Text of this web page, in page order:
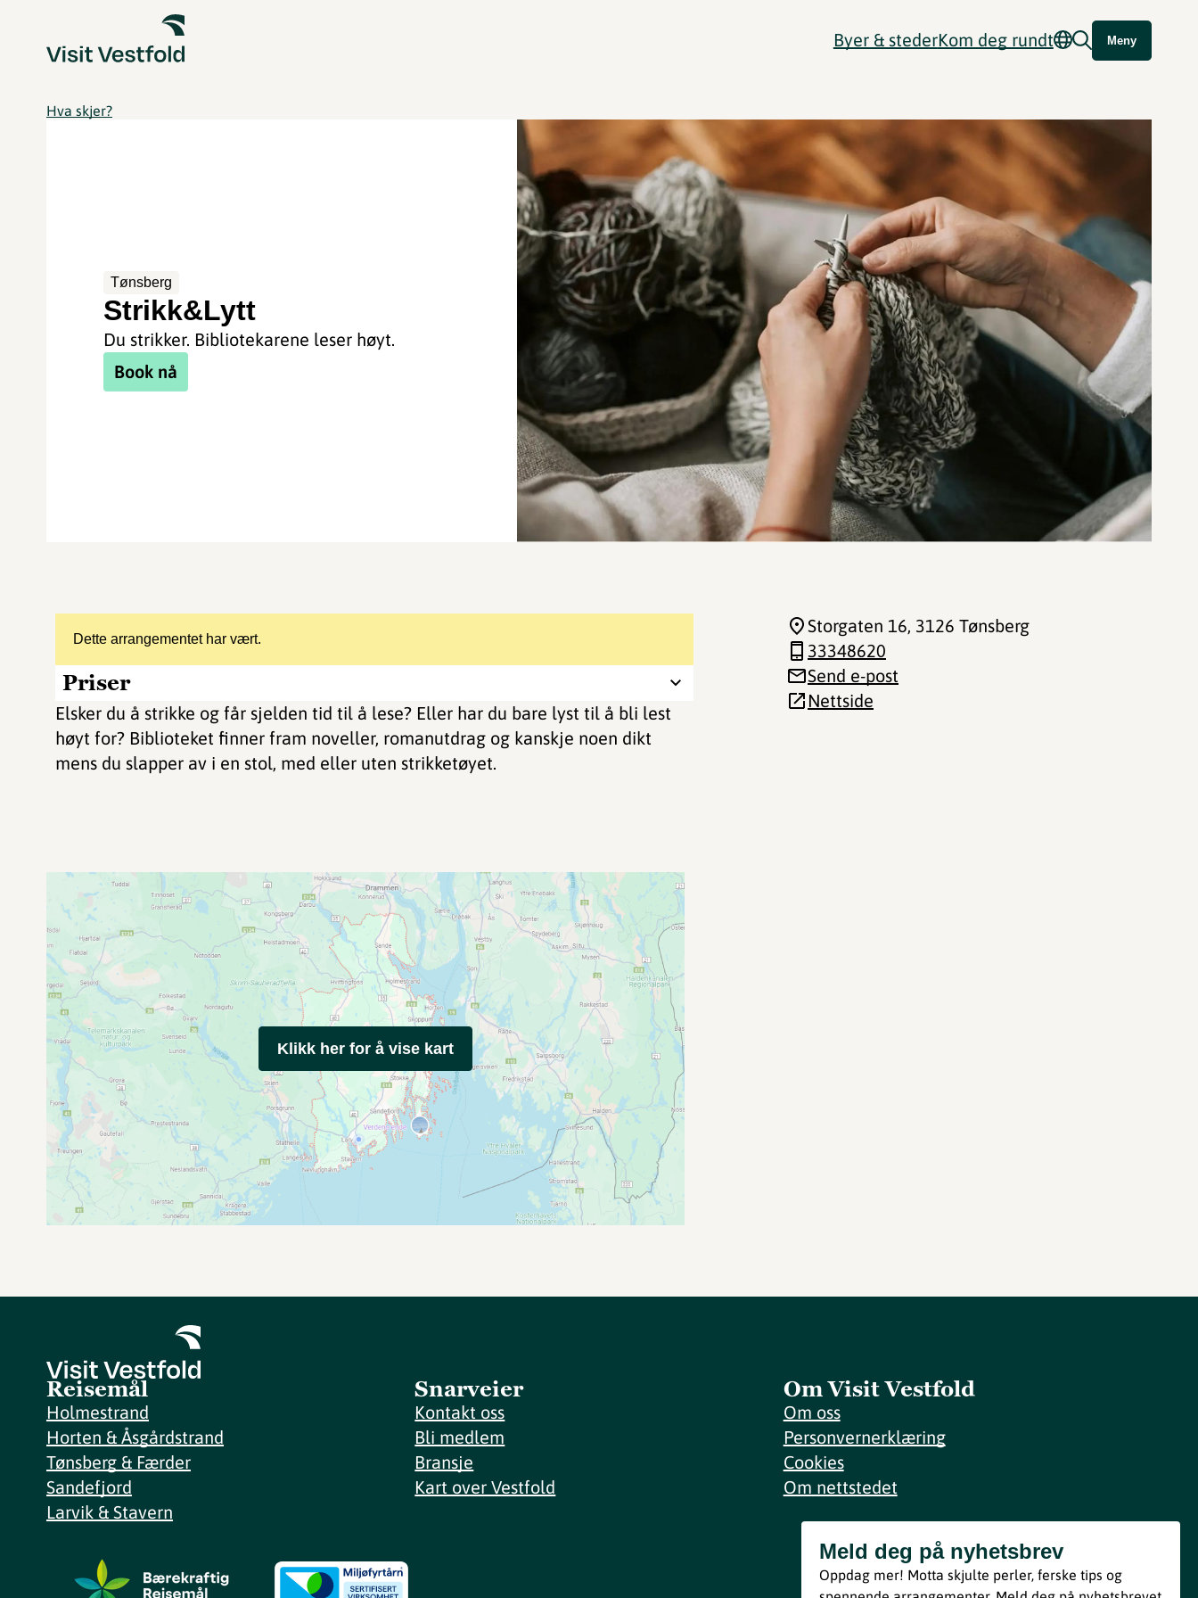
Byer & stederKom deg rundt Meny
Hva skjer?
Tønsberg
Strikk&Lytt
Du strikker. Bibliotekarene leser høyt.
Book nå
Dette arrangementet har vært.
Priser
Elsker du å strikke og får sjelden tid til å lese? Eller har du bare lyst til å bli lest
høyt for? Biblioteket finner fram noveller, romanutdrag og kanskje noen dikt
mens du slapper av i en stol, med eller uten strikketøyet.
Storgaten 16, 3126 Tønsberg
33348620
Send e-post
Nettside
Klikk her for å vise kart
Reisemål
Holmestrand
Horten & Åsgårdstrand
Tønsberg & Færder
Sandefjord
Larvik & Stavern
Snarveier
Kontakt oss
Bli medlem
Bransje
Kart over Vestfold
Om Visit Vestfold
Om oss
Personvernerklæring
Cookies
Om nettstedet
Meld deg på nyhetsbrev
Bli med
Meld deg på nyhetsbrev
Oppdag mer! Motta skjulte perler, ferske tips og